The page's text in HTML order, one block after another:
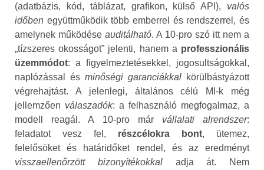
(adatbázis, kód, táblázat, grafikon, külső API), valós
időben együttműködik több emberrel és rendszerrel, és
amelynek működése auditálható. A 10‑pro szó itt nem a
„tízszeres okosságot” jelenti, hanem a professzionális
üzemmódot: a figyelmeztetésekkel, jogosultságokkal,
naplózással és minőségi garanciákkal körülbástyázott
végrehajtást. A jelenlegi, általános célú MI‑k még
jellemzően válaszadók: a felhasználó megfogalmaz, a
modell reagál. A 10‑pro már vállalati alrendszer:
feladatot vesz fel, részcélokra bont, ütemez,
felelősöket és határidőket rendel, és az eredményt
visszaellenőrzött bizonyítékokkaladja át. Nem